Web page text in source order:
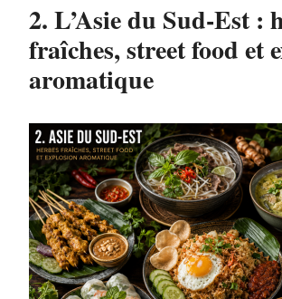
2. L’Asie du Sud-Est :
fraîches, street food et
aromatique